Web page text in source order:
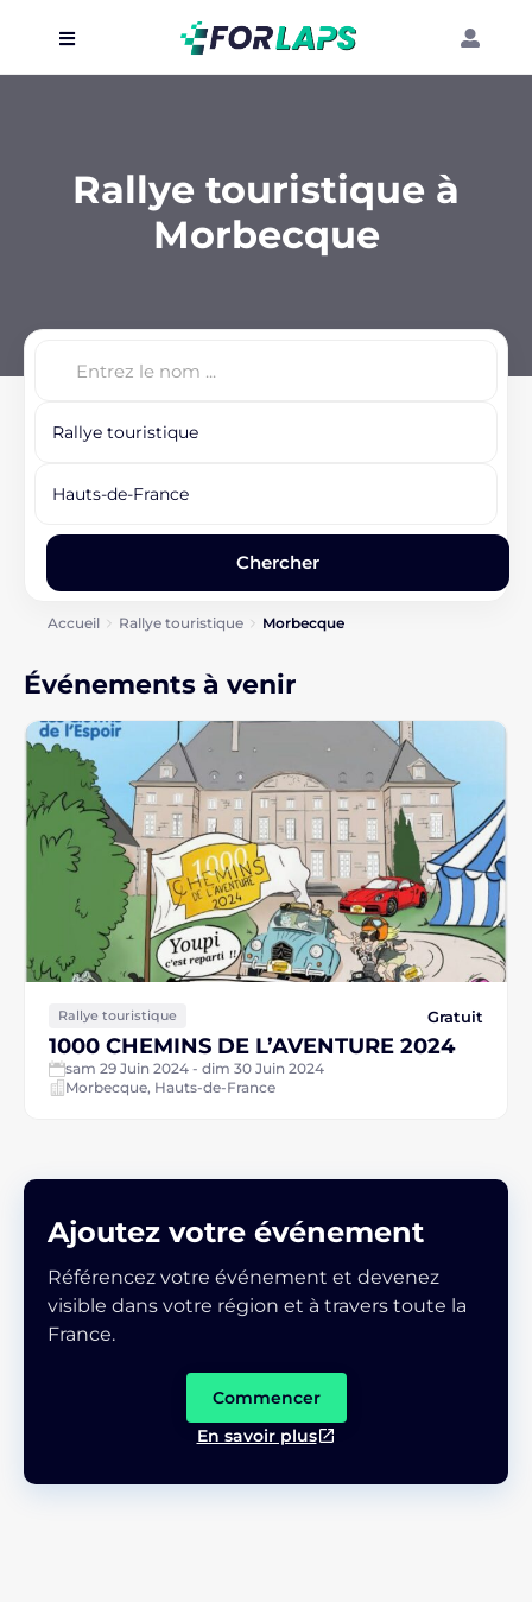
LocalisationRallye touristique à
Morbecque
Accueil Rallye touristique Morbecque
Événements à venir
Rallye touristique Gratuit
1000 CHEMINS DE L’AVENTURE 2024
sam 29 Juin 2024 - dim 30 Juin 2024
Morbecque, Hauts-de-France
Ajoutez votre événement
Référencez votre événement et devenez
visible dans votre région et à travers toute la
France.
Commencer
En savoir plus